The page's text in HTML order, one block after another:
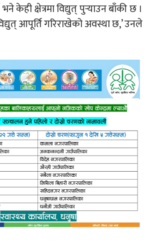
केही क्षेत्रमा विद्युत् पुर्‍याउन बाँकी छ ।
आपूर्ति गरिराखेको अवस्था छ,’ उनले